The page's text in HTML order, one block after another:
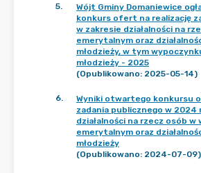
5.
Wójt Gminy Domaniewice
konkurs ofert na realizację
w zakresie działalności na
emerytalnym oraz
młodzieży, w tym
młodzieży - 2025
(Opublikowano: 2025-05-14)
6.
Wyniki otwartego konkursu
zadania publicznego w 2024
działalności na rzecz osób w
emerytalnym oraz
młodzieży
(Opublikowano: 2024-07-09)